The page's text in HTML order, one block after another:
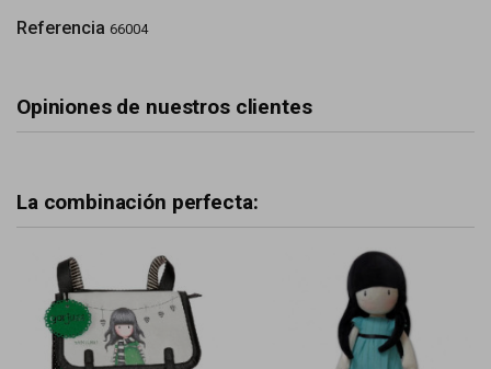
Referencia 66004
Opiniones de nuestros clientes
La combinación perfecta: